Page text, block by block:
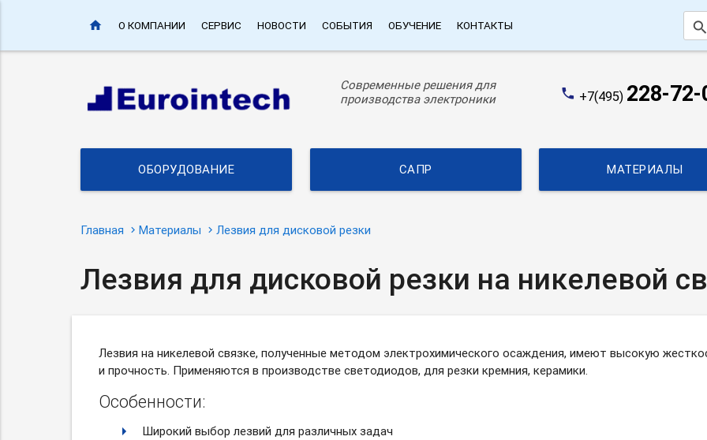
home О КОМПАНИИ СЕРВИС НОВОСТИ СОБЫТИЯ ОБУЧЕНИЕ КОНТАКТЫ
Современные решения для
производства электроники
phone +7(495) 228-72-
ОБОРУДОВАНИЕ САПР МАТЕРИАЛЫ
Главная Материалы Лезвия для дисковой резки
Лезвия для дисковой резки на никелевой
Лезвия на никелевой связке, полученные методом электрохимического осаждения, имеют высокую
и прочность. Применяются в производстве светодиодов, для резки кремния, керамики.
Особенности:
Широкий выбор лезвий для различных задач